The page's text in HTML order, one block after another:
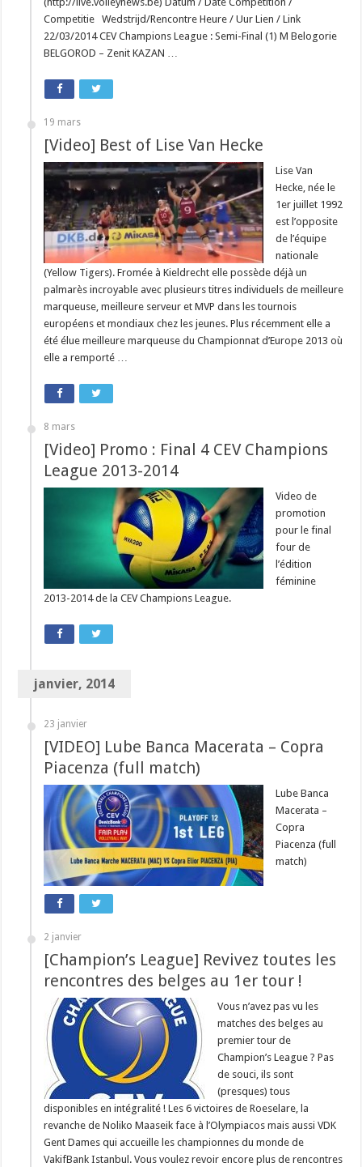
Competitie Wedstrijd/Rencontre Heure / Uur Lien / Link
22/03/2014 CEV Champions League : Semi-Final (1) M Belogorie
BELGOROD – Zenit KAZAN …
19 mars
[Video] Best of Lise Van Hecke
Lise Van
Hecke, née le
1er juillet 1992
est l’opposite
de l’équipe
nationale
(Yellow Tigers). Fromée à Kieldrecht elle possède déjà un
palmarès incroyable avec plusieurs titres individuels de meilleure
marqueuse, meilleure serveur et MVP dans les tournois
européens et mondiaux chez les jeunes. Plus récemment elle a
été élue meilleure marqueuse du Championnat d’Europe 2013 où
elle a remporté …
8 mars
[Video] Promo : Final 4 CEV Champions
League 2013-2014
Video de
promotion
pour le final
four de
l’édition
féminine
2013-2014 de la CEV Champions League.
janvier, 2014
23 janvier
[VIDEO] Lube Banca Macerata – Copra
Piacenza (full match)
Lube Banca
Macerata –
Copra
Piacenza (full
match)
2 janvier
[Champion’s League] Revivez toutes les
rencontres des belges au 1er tour !
Vous n’avez pas vu les
matches des belges au
premier tour de
Champion’s League ? Pas
de souci, ils sont
(presques) tous
disponibles en intégralité ! Les 6 victoires de Roeselare, la
revanche de Noliko Maaseik face à l’Olympiacos mais aussi VDK
Gent Dames qui accueille les championnes du monde de
VakifBank Istanbul. Vous voulez revoir encore plus de rencontres